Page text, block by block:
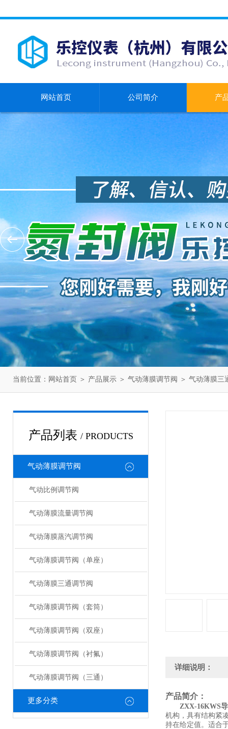
网站首页 公司简介 产
当前位置： 网站首页 ＞ 产品展示 ＞ 气动薄膜调节阀 ＞ 气动薄膜三
产品列表 / PRODUCTS
气动薄膜调节阀
气动比例调节阀
气动薄膜流量调节阀
气动薄膜蒸汽调节阀
气动薄膜调节阀（单座）
气动薄膜三通调节阀
气动薄膜调节阀（套筒）
气动薄膜调节阀（双座）
气动薄膜调节阀（衬氟）
气动薄膜调节阀（三通）
更多分类
详细说明：
产品简介：
ZXX-16KWS
机构，具有结构紧
持在给定值。适合